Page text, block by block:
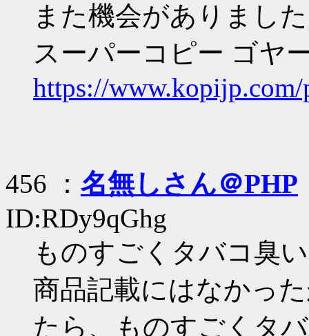
また機会がありまし
スーパーコピー ゴヤ
https://
456 ： 名無しさん＠PHP
ID:RDy9qGhg
ものすごくタバコ臭
商品記載にはなかっ
たら、ものすごくタ